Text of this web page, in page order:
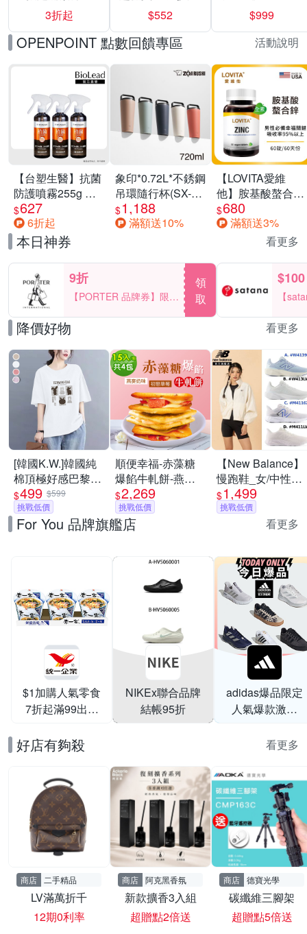
200
3折起
入組)
$552
迪達】男/女 精選
運動鞋休閒鞋 任
選均一價
$999
OPENPOINT 點數回饋專區 活動說明
【台塑生醫】抗菌
防護噴霧255g 三
入組
$627
6折起
象印*0.72L*不銹鋼
吊環隨行杯(SX-
LA72H)
$1,188
滿額送10%
【LOVITA愛維
他】胺基酸螯合鋅
x2瓶30mg素食錠
(鋅錠)
$680
滿額送3%
本日神券 看更多
9折
【PORTER 品牌券】限時
2天 滿2000享9折
領
取
$100
【
一件
降價好物 看更多
[韓國K.W.]韓國純
棉頂極好感巴黎設
計華麗上衣(壓褶/
中大尺碼/修身/輕
薄/小香風)
$499 $599
挑戰低價
順便幸福-赤藻糖
爆餡牛軋餅-燕麥
奶味x2包+初戀草
莓x2包(果乾 下午
茶)
$2,269
挑戰低價
【New Balance】
慢跑鞋_女/中性_
多款任選
(W4139I6/
(網路獨家款)
$1,499
挑戰低價
For You 品牌旗艦店 看更多
$1加購人氣零食
7折起滿99出貨
NIKEx聯合品牌
結帳95折
adidas爆品限定
人氣爆款激降
好店有夠殺 看更多
商店 二手精品
LV滿萬折千
12期0利率
商店 阿克黑香氛
新款擴香3入組
超贈點2倍送
商店 德寶光學
碳纖維三腳架
超贈點5倍送